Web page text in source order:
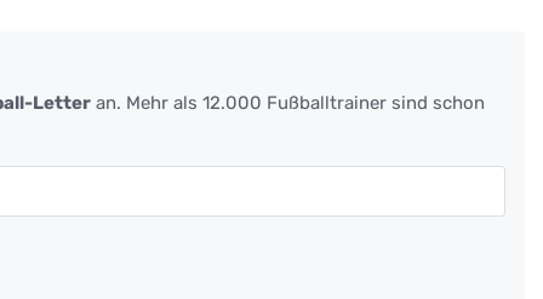
Letter an. Mehr als 12.000 Fußballtrainer sind schon